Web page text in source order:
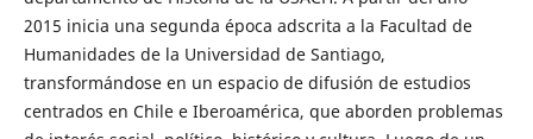
2015 inicia una segunda época adscrita a la Facultad de
Humanidades de la Universidad de Santiago,
transformándose en un espacio de difusión de estudios
centrados en Chile e Iberoamérica, que aborden problemas